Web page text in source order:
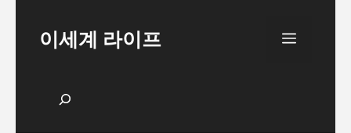
content이세계 라이프 Menu